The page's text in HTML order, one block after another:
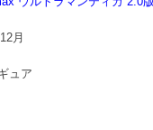
月
ュア